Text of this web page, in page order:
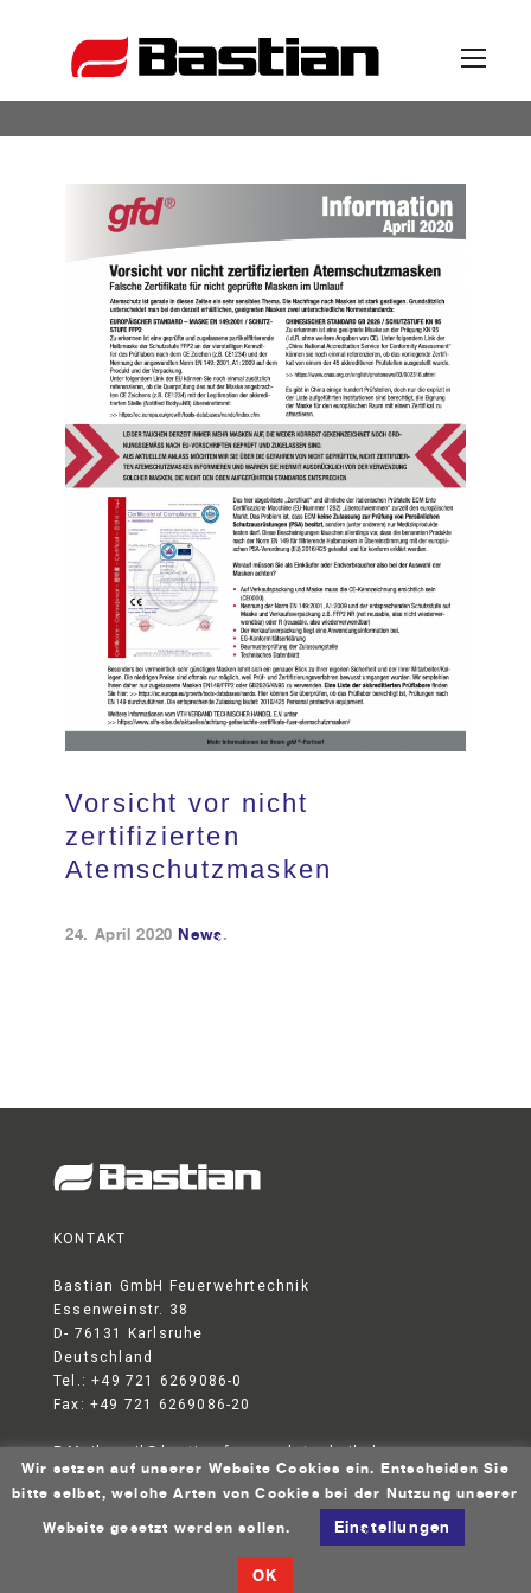
Unternehmen
Ansprechpartner
Katalog
Partner
Kundendienst
Kontakt
Vorsicht vor nicht
zertifizierten
Atemschutzmasken
24. April 2020 News.
KONTAKT
Bastian GmbH Feuerwehrtechnik
Essenweinstr. 38
D- 76131 Karlsruhe
Deutschland
Tel.: +49 721 6269086-0
Fax: +49 721 6269086-20
E-Mail:mail@bastian-feuerwehrtechnik.de
DATENSCHUTZERKLÄRUNG AGB IMPRESSUM
© 2026 Bastian GmbH Feuerwehrtechnik
Wir setzen auf unserer Website Cookies ein. Entscheiden Sie
bitte selbst, welche Arten von Cookies bei der Nutzung unserer
Website gesetzt werden sollen.
Einstellungen
OK